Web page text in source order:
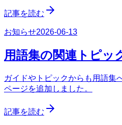
記事を読む
お知らせ2026-06-13
用語集の関連トピッ
ガイドやトピックからも用語集
ページを追加しました。
記事を読む